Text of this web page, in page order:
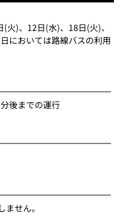
)、12日(水)、18日(火)、
においては路線バスの利用
後までの運行
せん。